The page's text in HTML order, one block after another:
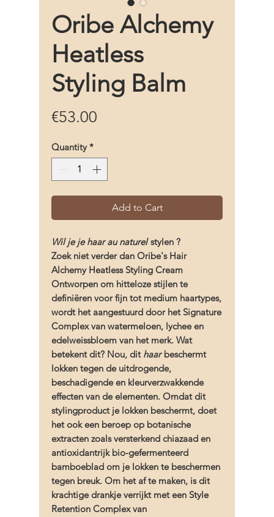
Oribe Alchemy
Heatless
Styling Balm
€53.00
Quantity *
Add to Cart
Wil je je haar au naturelstylen ?
Zoek niet verder dan Oribe's Hair
Alchemy Heatless Styling Cream
Ontworpen om hitteloze stijlen te
definiëren voor fijn tot medium haartypes,
wordt het aangestuurd door het Signature
Complex van watermeloen, lychee en
edelweissbloem van het merk. Wat
betekent dit? Nou, dit haarbeschermt
lokken tegen de uitdrogende,
beschadigende en kleurverzwakkende
effecten van de elementen. Omdat dit
stylingproduct je lokken beschermt, doet
het ook een beroep op botanische
extracten zoals versterkend chiazaad en
antioxidantrijk bio-gefermenteerd
bamboeblad om je lokken te beschermen
tegen breuk. Om het af te maken, is dit
krachtige drankje verrijkt met een Style
Retention Complex van